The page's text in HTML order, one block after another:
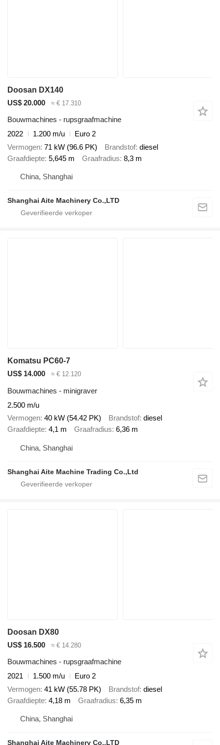
Doosan DX140
US$ 20.000
≈ € 17.310
Bouwmachines - rupsgraafmachine
2022
1.200 m/u
Euro 2
Vermogen 71 kW (96.6 PK) Brandstof diesel
Graafdiepte 5,645 m Graafradius 8,3 m
China, Shanghai
Shanghai Aite Machinery Co.,LTD
Komatsu PC60-7
US$ 14.000
≈ € 12.120
Bouwmachines - minigraver
2.500 m/u
Vermogen 40 kW (54.42 PK) Brandstof diesel
Graafdiepte 4,1 m Graafradius 6,36 m
China, Shanghai
Shanghai Aite Machine Trading Co.,Ltd
Doosan DX80
US$ 16.500
≈ € 14.280
Bouwmachines - rupsgraafmachine
2021
1.500 m/u
Euro 2
Vermogen 41 kW (55.78 PK) Brandstof diesel
Graafdiepte 4,18 m Graafradius 6,35 m
China, Shanghai
Shanghai Aite Machinery Co.,LTD